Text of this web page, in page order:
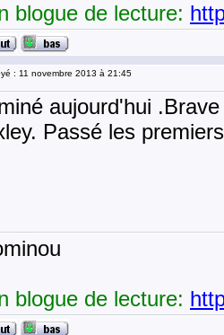
blogue de lecture:
: 11 novembre 2013 à 21:45
aujourd'hui
Passé les
blogue de lecture: